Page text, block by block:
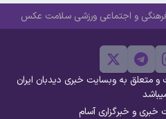
و اجتماعی ورزشی سلامت عکس
به وبسایت خبری دیدبان ایران
و خبرگزاری آسام